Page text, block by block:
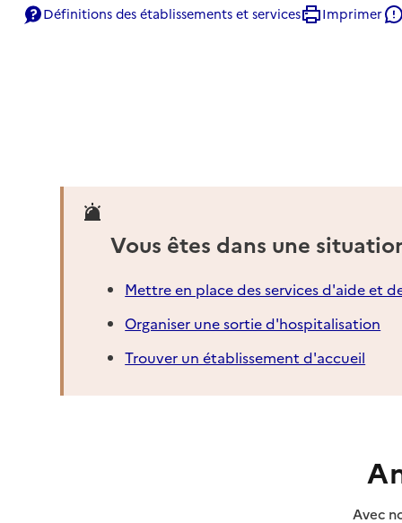
Contact
Site internet
Voir la fiche
Source des données : Finess n° 310028576
Mis à jour le : 07/08/2026
Service autonomie à domicile (aide)
AD Séniors Ouest
Définitions des établissements et services Imprimer
Vous êtes dans une
Mettre en place des services d'aide et
Organiser une sortie d'hospitalisation
Trouver un établissement d'accueil
Avec